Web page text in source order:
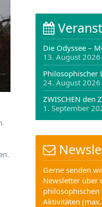
Die Odyssee –
13. August
Philosophischer
24. August
ZWISCHEN den
1. September
Gerne senden
Newsletter über
Aktivitäten